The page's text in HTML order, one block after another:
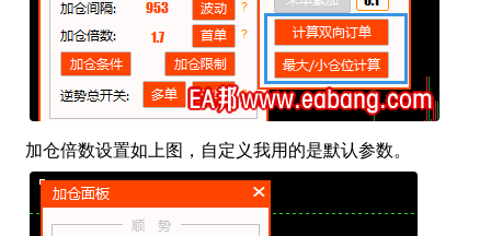
加仓倍数设置如上图，自定义我用的是默认参数。